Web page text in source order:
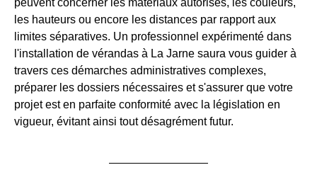
peuvent concerner les matériaux autorisés, les couleurs,
les hauteurs ou encore les distances par rapport aux
limites séparatives. Un professionnel expérimenté dans
l'installation de vérandas à La Jarne saura vous guider à
travers ces démarches administratives complexes,
préparer les dossiers nécessaires et s'assurer que votre
projet est en parfaite conformité avec la législation en
vigueur, évitant ainsi tout désagrément futur.